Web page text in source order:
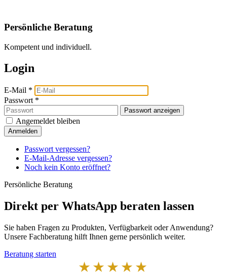
Persönliche Beratung
Kompetent und individuell.
Login
E-Mail *
Passwort *
Passwort anzeigen
Angemeldet bleiben
Anmelden
Passwort vergessen?
E-Mail-Adresse vergessen?
Noch kein Konto eröffnet?
Persönliche Beratung
Direkt per WhatsApp beraten lassen
Sie haben Fragen zu Produkten, Verfügbarkeit oder Anwendung?
Unsere Fachberatung hilft Ihnen gerne persönlich weiter.
Beratung starten
★★★★★